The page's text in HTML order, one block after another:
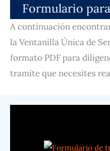
Formulario
A continuación
la Ventanilla Única de
formato PDF para
tramite que necesites